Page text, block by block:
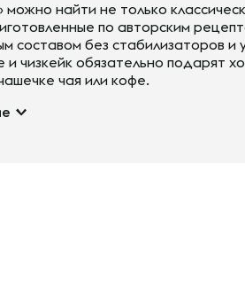
найти не только
по авторским
составом без стабилизаторов и
и чизкейк обязательно подарят
чая или кофе.